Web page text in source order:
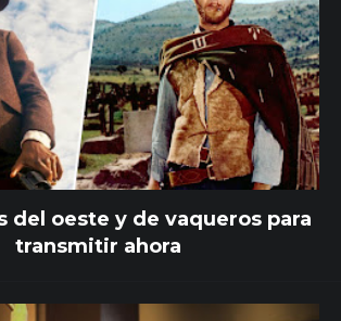
del oeste y de vaqueros para
transmitir ahora